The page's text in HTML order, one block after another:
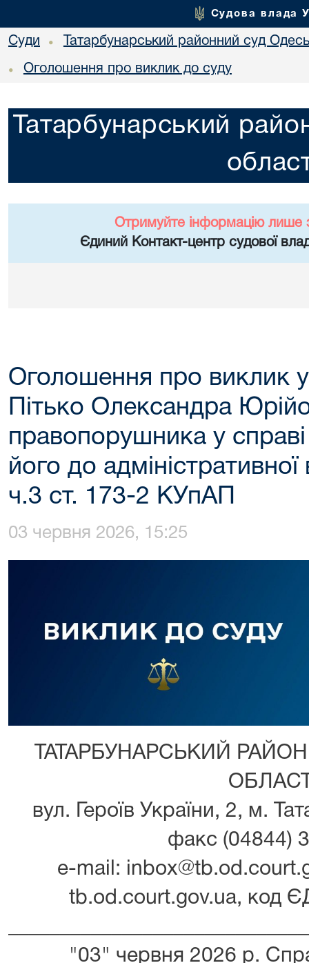
Судова влада
Суди • Татарбунарський районний суд
• Оголошення про виклик до суду
Татарбунарський
Отримуйте інформацію лише
Єдиний Контакт-центр судової
Оголошення про виклик у
Пітько Олександра
правопорушника у
його до адміністративної
ч.3 ст. 173-2 КУпАП
03 червня 2026, 15:25
ТАТАРБУНАРСЬКИЙ
вул. Героїв України, 2, м.
факс (04844)
e-mail:
tb.od.court.gov.ua, код
"03" червня 2026 р.